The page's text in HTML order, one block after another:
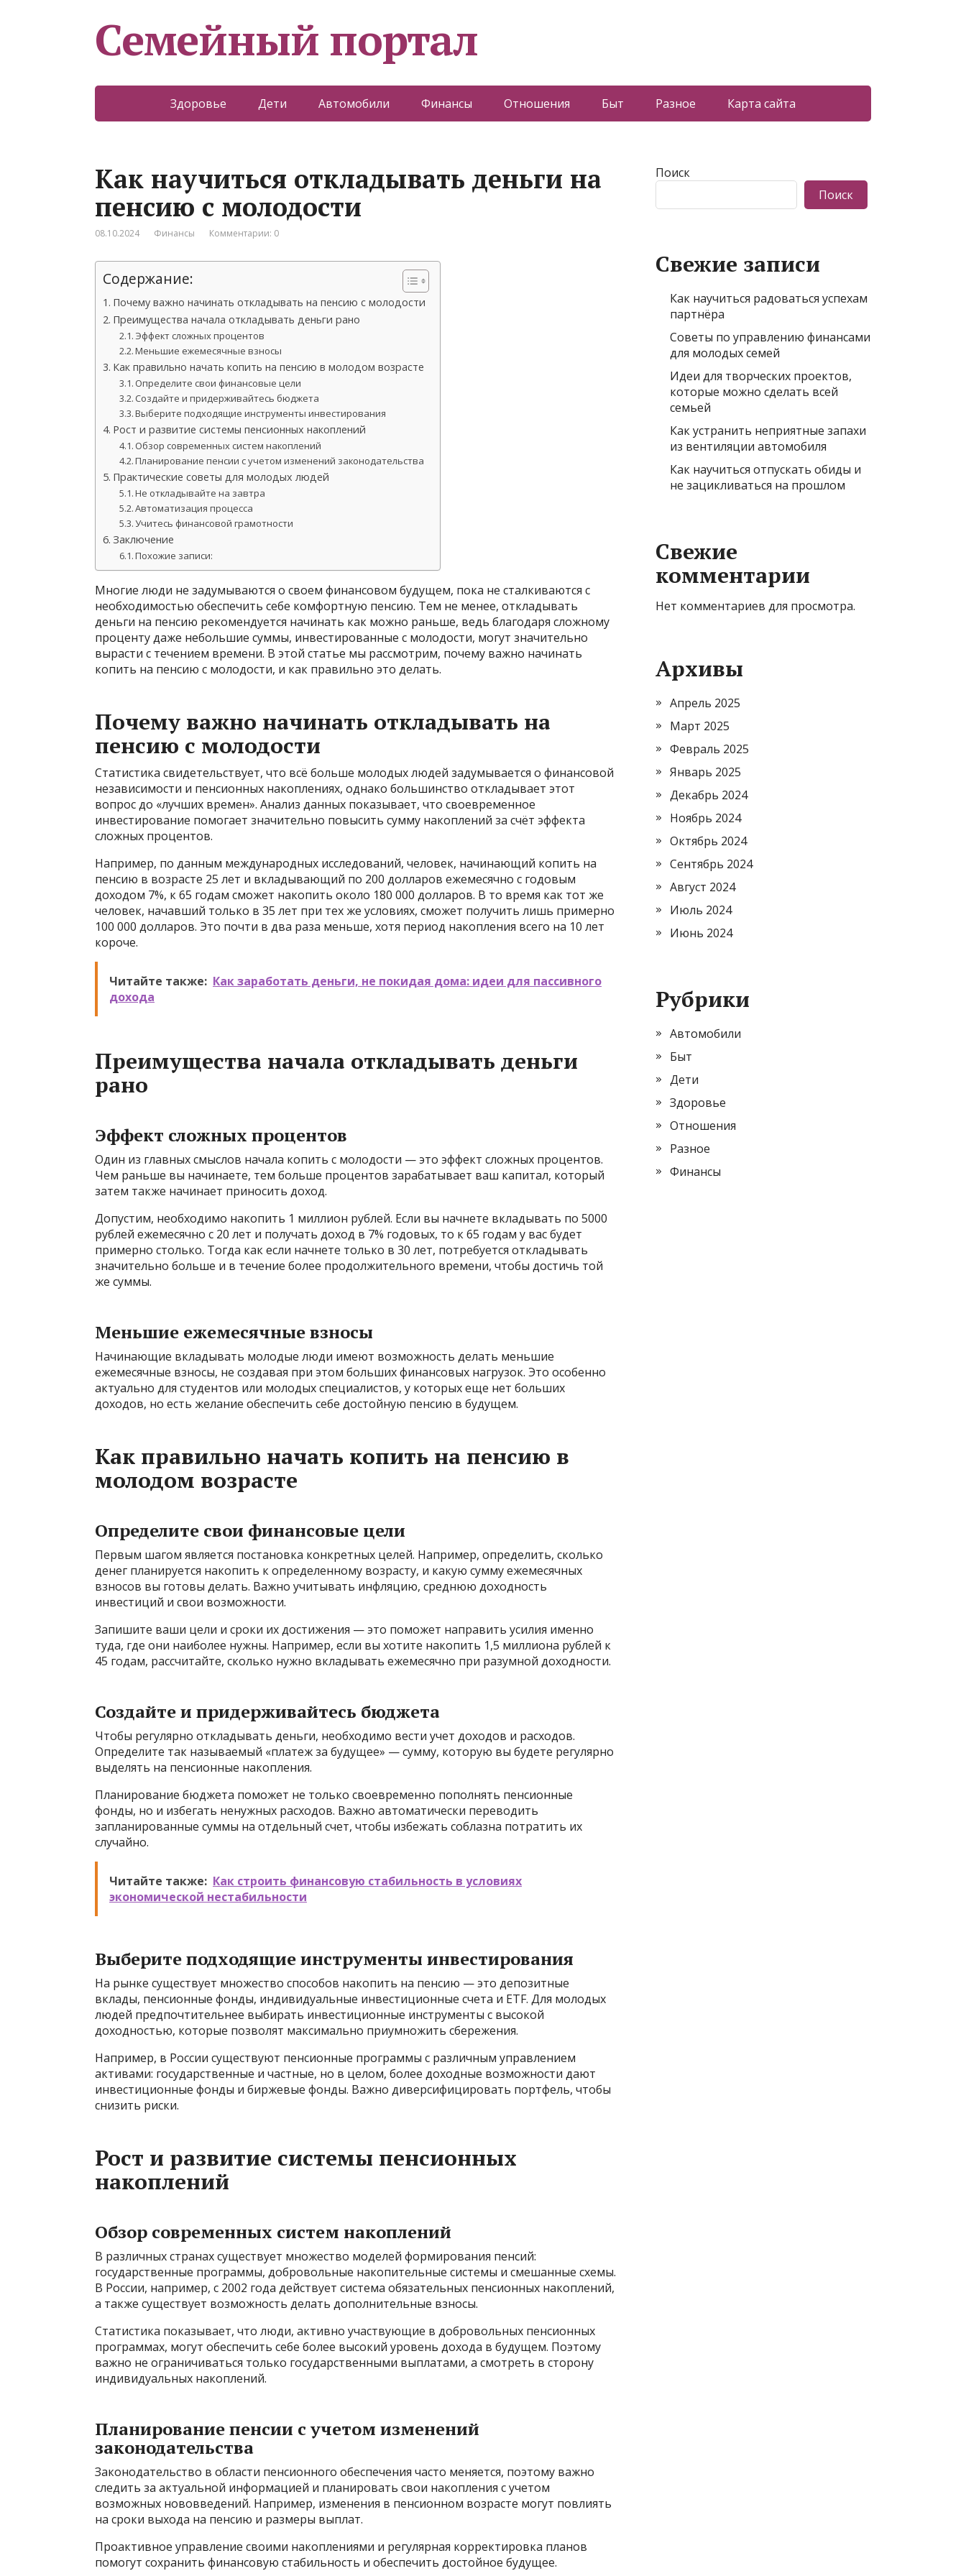
Семейный портал
Здоровье Дети Автомобили Финансы Отношения Быт Разное Карта сайта
Как научиться откладывать деньги на
пенсию с молодости
08.10.2024 Финансы Комментарии: 0
Содержание:
Почему важно начинать откладывать на пенсию с молодости
Преимущества начала откладывать деньги рано
Эффект сложных процентов
Меньшие ежемесячные взносы
Как правильно начать копить на пенсию в молодом возрасте
Определите свои финансовые цели
Создайте и придерживайтесь бюджета
Выберите подходящие инструменты инвестирования
Рост и развитие системы пенсионных накоплений
Обзор современных систем накоплений
Планирование пенсии с учетом изменений законодательства
Практические советы для молодых людей
Не откладывайте на завтра
Автоматизация процесса
Учитесь финансовой грамотности
Заключение
Похожие записи:
Многие люди не задумываются о своем финансовом будущем, пока не сталкиваются с
необходимостью обеспечить себе комфортную пенсию. Тем не менее, откладывать
деньги на пенсию рекомендуется начинать как можно раньше, ведь благодаря сложному
проценту даже небольшие суммы, инвестированные с молодости, могут значительно
вырасти с течением времени. В этой статье мы рассмотрим, почему важно начинать
копить на пенсию с молодости, и как правильно это делать.
Почему важно начинать откладывать на
пенсию с молодости
Статистика свидетельствует, что всё больше молодых людей задумывается о финансовой
независимости и пенсионных накоплениях, однако большинство откладывает этот
вопрос до «лучших времен». Анализ данных показывает, что своевременное
инвестирование помогает значительно повысить сумму накоплений за счёт эффекта
сложных процентов.
Например, по данным международных исследований, человек, начинающий копить на
пенсию в возрасте 25 лет и вкладывающий по 200 долларов ежемесячно с годовым
доходом 7%, к 65 годам сможет накопить около 180 000 долларов. В то время как тот же
человек, начавший только в 35 лет при тех же условиях, сможет получить лишь примерно
100 000 долларов. Это почти в два раза меньше, хотя период накопления всего на 10 лет
короче.
Читайте также: Как заработать деньги, не покидая дома: идеи для пассивного
дохода
Преимущества начала откладывать деньги
рано
Эффект сложных процентов
Один из главных смыслов начала копить с молодости — это эффект сложных процентов.
Чем раньше вы начинаете, тем больше процентов зарабатывает ваш капитал, который
затем также начинает приносить доход.
Допустим, необходимо накопить 1 миллион рублей. Если вы начнете вкладывать по 5000
рублей ежемесячно с 20 лет и получать доход в 7% годовых, то к 65 годам у вас будет
примерно столько. Тогда как если начнете только в 30 лет, потребуется откладывать
значительно больше и в течение более продолжительного времени, чтобы достичь той
же суммы.
Меньшие ежемесячные взносы
Начинающие вкладывать молодые люди имеют возможность делать меньшие
ежемесячные взносы, не создавая при этом больших финансовых нагрузок. Это особенно
актуально для студентов или молодых специалистов, у которых еще нет больших
доходов, но есть желание обеспечить себе достойную пенсию в будущем.
Как правильно начать копить на пенсию в
молодом возрасте
Определите свои финансовые цели
Первым шагом является постановка конкретных целей. Например, определить, сколько
денег планируется накопить к определенному возрасту, и какую сумму ежемесячных
взносов вы готовы делать. Важно учитывать инфляцию, среднюю доходность
инвестиций и свои возможности.
Запишите ваши цели и сроки их достижения — это поможет направить усилия именно
туда, где они наиболее нужны. Например, если вы хотите накопить 1,5 миллиона рублей к
45 годам, рассчитайте, сколько нужно вкладывать ежемесячно при разумной доходности.
Создайте и придерживайтесь бюджета
Чтобы регулярно откладывать деньги, необходимо вести учет доходов и расходов.
Определите так называемый «платеж за будущее» — сумму, которую вы будете регулярно
выделять на пенсионные накопления.
Планирование бюджета поможет не только своевременно пополнять пенсионные
фонды, но и избегать ненужных расходов. Важно автоматически переводить
запланированные суммы на отдельный счет, чтобы избежать соблазна потратить их
случайно.
Читайте также: Как строить финансовую стабильность в условиях
экономической нестабильности
Выберите подходящие инструменты инвестирования
На рынке существует множество способов накопить на пенсию — это депозитные
вклады, пенсионные фонды, индивидуальные инвестиционные счета и ETF. Для молодых
людей предпочтительнее выбирать инвестиционные инструменты с высокой
доходностью, которые позволят максимально приумножить сбережения.
Например, в России существуют пенсионные программы с различным управлением
активами: государственные и частные, но в целом, более доходные возможности дают
инвестиционные фонды и биржевые фонды. Важно диверсифицировать портфель, чтобы
снизить риски.
Рост и развитие системы пенсионных
накоплений
Обзор современных систем накоплений
В различных странах существует множество моделей формирования пенсий:
государственные программы, добровольные накопительные системы и смешанные схемы.
В России, например, с 2002 года действует система обязательных пенсионных накоплений,
а также существует возможность делать дополнительные взносы.
Статистика показывает, что люди, активно участвующие в добровольных пенсионных
программах, могут обеспечить себе более высокий уровень дохода в будущем. Поэтому
важно не ограничиваться только государственными выплатами, а смотреть в сторону
индивидуальных накоплений.
Планирование пенсии с учетом изменений
законодательства
Законодательство в области пенсионного обеспечения часто меняется, поэтому важно
следить за актуальной информацией и планировать свои накопления с учетом
возможных нововведений. Например, изменения в пенсионном возрасте могут повлиять
на сроки выхода на пенсию и размеры выплат.
Проактивное управление своими накоплениями и регулярная корректировка планов
помогут сохранить финансовую стабильность и обеспечить достойное будущее.
Поиск
Поиск
Свежие записи
Как научиться радоваться успехам
партнёра
Советы по управлению финансами
для молодых семей
Идеи для творческих проектов,
которые можно сделать всей
семьей
Как устранить неприятные запахи
из вентиляции автомобиля
Как научиться отпускать обиды и
не зацикливаться на прошлом
Свежие
комментарии
Нет комментариев для просмотра.
Архивы
Апрель 2025
Март 2025
Февраль 2025
Январь 2025
Декабрь 2024
Ноябрь 2024
Октябрь 2024
Сентябрь 2024
Август 2024
Июль 2024
Июнь 2024
Рубрики
Автомобили
Быт
Дети
Здоровье
Отношения
Разное
Финансы